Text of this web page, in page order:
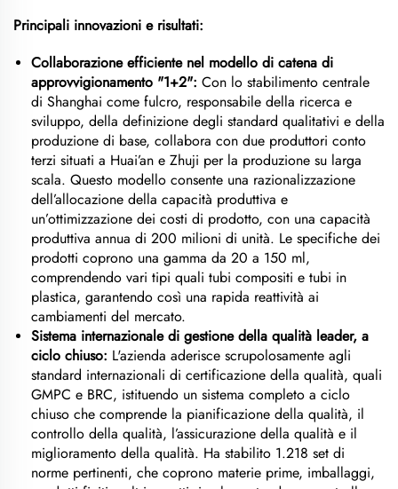
Principali innovazioni e risultati:
Collaborazione efficiente nel modello di catena di
approvvigionamento "1+2": Con lo stabilimento centrale
di Shanghai come fulcro, responsabile della ricerca e
sviluppo, della definizione degli standard qualitativi e della
produzione di base, collabora con due produttori conto
terzi situati a Huai’an e Zhuji per la produzione su larga
scala. Questo modello consente una razionalizzazione
dell’allocazione della capacità produttiva e
un’ottimizzazione dei costi di prodotto, con una capacità
produttiva annua di 200 milioni di unità. Le specifiche dei
prodotti coprono una gamma da 20 a 150 ml,
comprendendo vari tipi quali tubi compositi e tubi in
plastica, garantendo così una rapida reattività ai
cambiamenti del mercato.
Sistema internazionale di gestione della qualità leader, a
ciclo chiuso: L'azienda aderisce scrupolosamente agli
standard internazionali di certificazione della qualità, quali
GMPC e BRC, istituendo un sistema completo a ciclo
chiuso che comprende la pianificazione della qualità, il
controllo della qualità, l’assicurazione della qualità e il
miglioramento della qualità. Ha stabilito 1.218 set di
norme pertinenti, che coprono materie prime, imballaggi,